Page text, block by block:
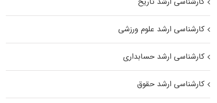
کارشناسی ارشد علوم ورزشی
کارشناسی ارشد حسابداری
کارشناسی ارشد حقوق